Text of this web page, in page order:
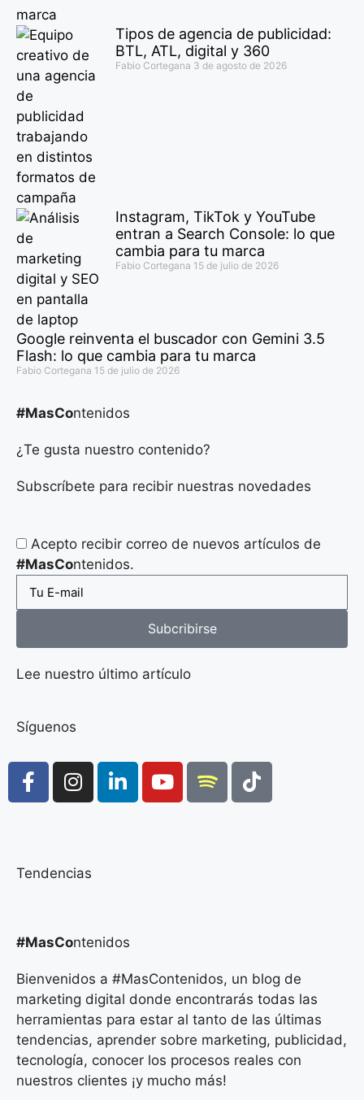
Tipos de agencia de publicidad:
BTL, ATL, digital y 360
Fabio Cortegana 3 de agosto de 2026
Instagram, TikTok y YouTube
entran a Search Console: lo que
cambia para tu marca
Fabio Cortegana 15 de julio de 2026
Google reinventa el buscador con Gemini 3.5
Flash: lo que cambia para tu marca
Fabio Cortegana 15 de julio de 2026
#MasContenidos
¿Te gusta nuestro contenido?
Subscríbete para recibir nuestras novedades
Acepto recibir correo de nuevos artículos de
#MasContenidos.
Subcribirse
Lee nuestro último artículo
Síguenos
Tendencias
#MasContenidos
Bienvenidos a #MasContenidos, un blog de
marketing digital donde encontrarás todas las
herramientas para estar al tanto de las últimas
tendencias, aprender sobre marketing, publicidad,
tecnología, conocer los procesos reales con
nuestros clientes ¡y mucho más!